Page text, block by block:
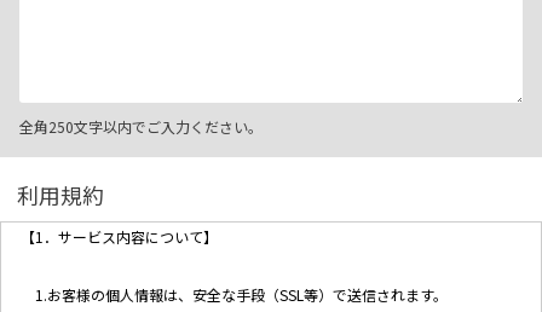
全角250文字以内でご入力ください。
利用規約
【1．サービス内容について】
1.お客様の個人情報は、安全な手段（SSL等）で送信されます。